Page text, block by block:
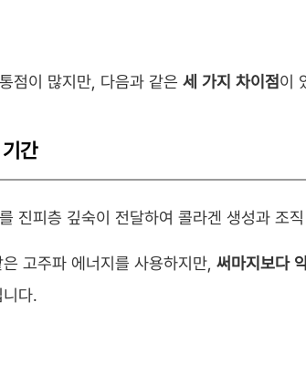
점이 많지만, 다음과 같은 세 가지 차이점이
간
진피층 깊숙이 전달하여 콜라겐 생성과 조
고주파 에너지를 사용하지만, 써마지보다
다.